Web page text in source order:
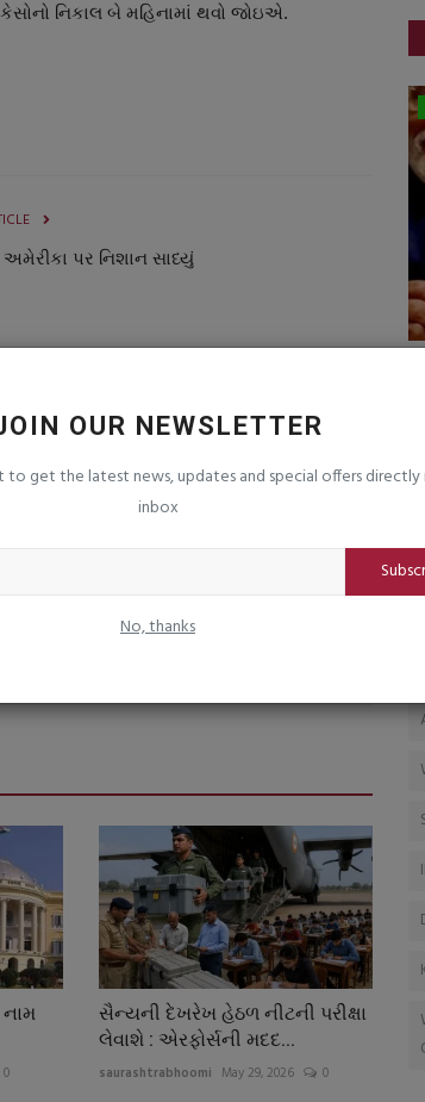
OUR NEWSLETTER
to get the latest news, updates and special offers directly
inbox
No, thanks
નિકાલ બે મહિનામાં થવો જોઇએ.
પર નિશાન સાધ્યું
0
સૈન્યની દેખરેખ હેઠળ નીટની પરીક્ષા
લેવાશે : એરફોર્સની મદદ...
saurashtrabhoomi May 29, 2026 0
Dec 6, 2025
હું વિરાટ કોહલી જેવા ખેલાડીને જાેઉં છું જે હજુ પણ શાનદાર